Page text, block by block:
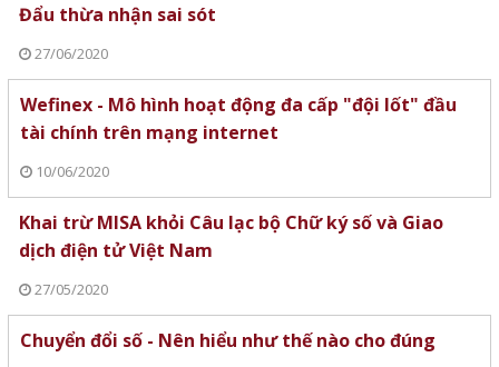
Đẩu thừa nhận sai sót
27/06/2020
Wefinex - Mô hình hoạt động đa cấp "đội lốt" đầu
tài chính trên mạng internet
10/06/2020
Khai trừ MISA khỏi Câu lạc bộ Chữ ký số và Giao
dịch điện tử Việt Nam
27/05/2020
Chuyển đổi số - Nên hiểu như thế nào cho đúng